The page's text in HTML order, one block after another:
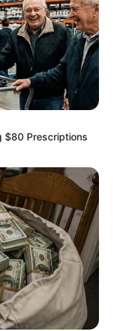
Movie
to feeling your
$80 Prescriptions